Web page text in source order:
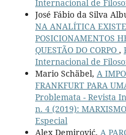
Internacional de
José Fábio da Silva
NA ANALÍTICA
POSICIONAMENTOS
QUESTÃO DO CORPO ,
Internacional de
Mario Schäbel, A
FRANKFURT PARA
Problemata - Revista
n. 4 (2019):
Especial
Alex Demirović, A